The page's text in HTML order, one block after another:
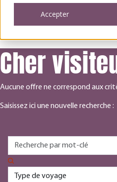
Accepter
Cher
Aucune offre ne correspond aux
Saisissez ici une nouvelle recherche :